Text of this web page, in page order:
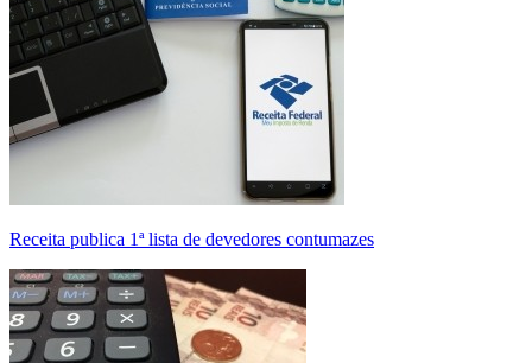
Receita publica 1ª lista de devedores contumazes